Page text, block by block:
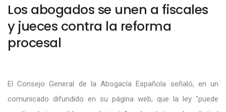
Los abogados se unen a fiscales
y jueces contra la reforma
procesal
El Consejo General de la Abogacía Española señaló, en un
comunicado difundido en su página web, que la ley "puede